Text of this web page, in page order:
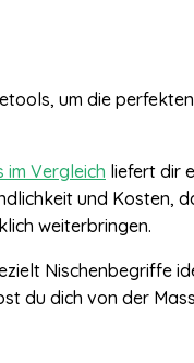
um die
im Vergleich liefert dir
und Kosten,
weiterbringen.
Nischenbegriffe
du dich von der